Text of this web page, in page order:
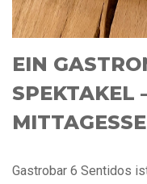
EIN
SPEKTAKEL
Gastrobar 6 Sentidos